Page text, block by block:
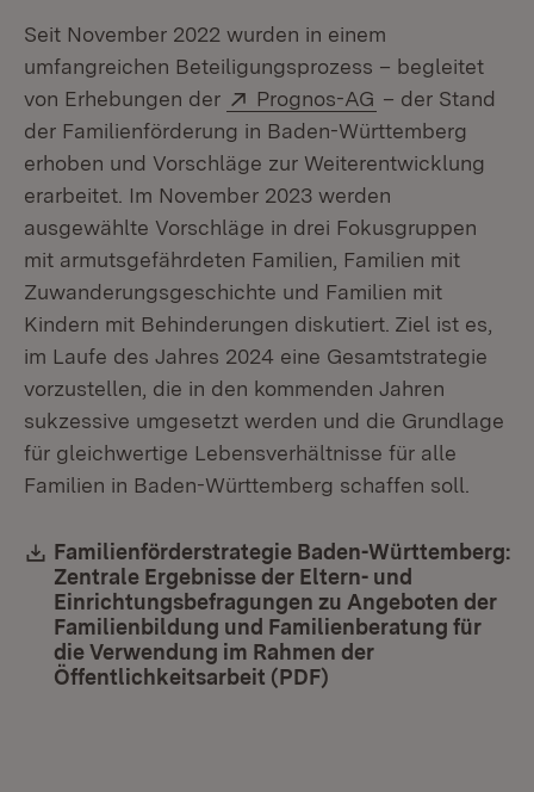
Seit November 2022 wurden in einem
umfangreichen Beteiligungsprozess – begleitet
von Erhebungen der
Extern:
Prognos-AG (Öffnet in
– der Stand
der Familienförderung in Baden-Württemberg
erhoben und Vorschläge zur Weiterentwicklung
erarbeitet. Im November 2023 werden
ausgewählte Vorschläge in drei Fokusgruppen
mit armutsgefährdeten Familien, Familien mit
Zuwanderungsgeschichte und Familien mit
Kindern mit Behinderungen diskutiert. Ziel ist es,
im Laufe des Jahres 2024 eine Gesamtstrategie
vorzustellen, die in den kommenden Jahren
sukzessive umgesetzt werden und die Grundlage
für gleichwertige Lebensverhältnisse für alle
Familien in Baden-Württemberg schaffen soll.
Download:
Familienförderstrategie Baden-Württemberg:
Zentrale Ergebnisse der Eltern- und
Einrichtungsbefragungen zu Angeboten der
Familienbildung und Familienberatung für
die Verwendung im Rahmen der
Öffentlichkeitsarbeit (PDF)